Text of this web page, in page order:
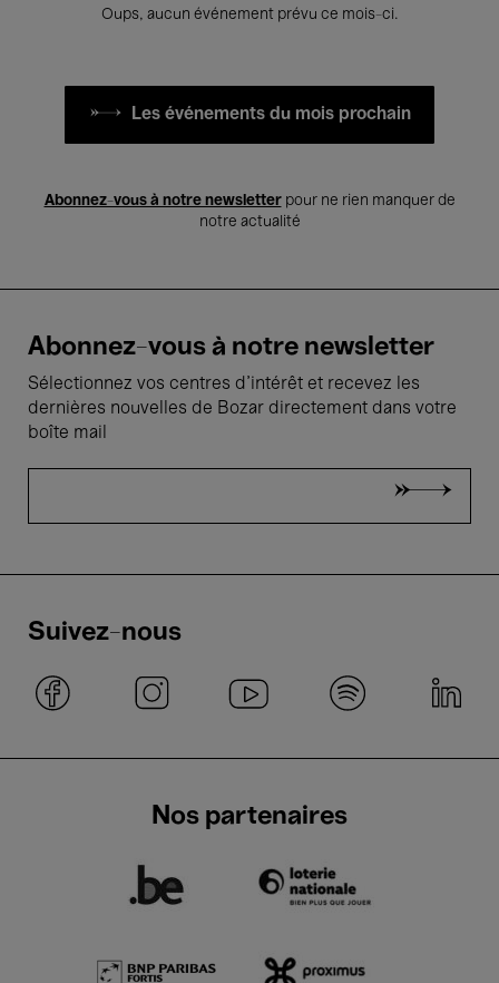
Oups, aucun événement prévu ce mois-ci.
Les événements du mois prochain
Abonnez-vous à notre newsletterpour ne rien manquer de
notre actualité
Abonnez-vous à notre newsletter
Sélectionnez vos centres d'intérêt et recevez les
dernières nouvelles de Bozar directement dans votre
boîte mail
Suivez-nous
Nos partenaires